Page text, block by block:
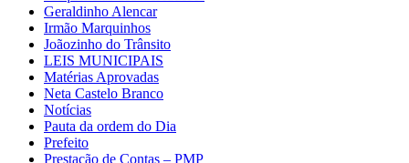
Geraldinho Alencar
Irmão Marquinhos
Joãozinho do Trânsito
LEIS MUNICIPAIS
Matérias Aprovadas
Neta Castelo Branco
Notícias
Pauta da ordem do Dia
Prefeito
Prestação de Contas – PMP